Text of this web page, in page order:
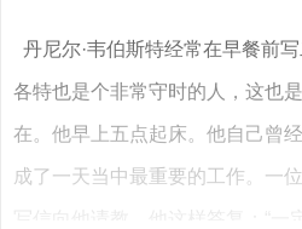
丹尼尔·韦伯斯特经常在早餐前
各特也是个非常守时的人，这也
在。他早上五点起床。他自己曾
成了一天当中最重要的工作。一